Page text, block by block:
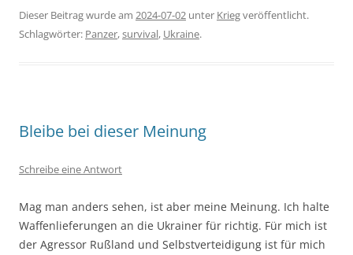
Dieser Beitrag wurde am 2024-07-02 unter Kriegveröffentlicht.
Schlagwörter: Panzer,survival, Ukraine.
Bleibe bei dieser Meinung
Schreibe eine Antwort
Mag man anders sehen, ist aber meine Meinung. Ich halte
Waffenlieferungen an die Ukrainer für richtig. Für mich ist
der Agressor Rußland und Selbstverteidigung ist für mich